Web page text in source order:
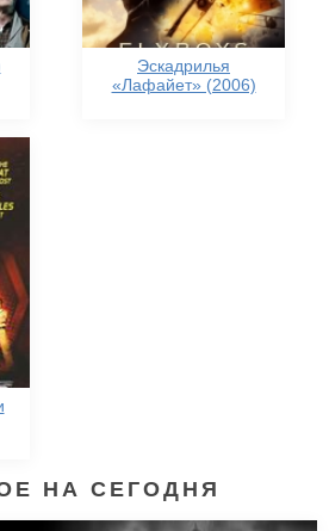
Эскадрилья
«Лафайет» (2006)
НА СЕГОДНЯ